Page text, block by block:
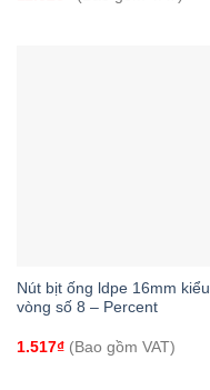
Nút bịt ống ldpe 16mm kiểu
vòng số 8 – Percent
1.517₫(Bao gồm VAT)